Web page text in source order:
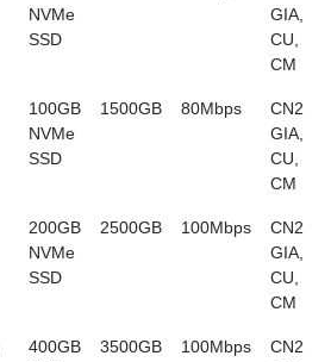
NVMe
SSD
GIA,
CU,
CM
100GB
NVMe
SSD
1500GB 80Mbps
CN2
GIA,
CU,
CM
200GB
NVMe
SSD
2500GB 100Mbps
CN2
GIA,
CU,
CM
400GB
3500GB 100Mbps
CN2